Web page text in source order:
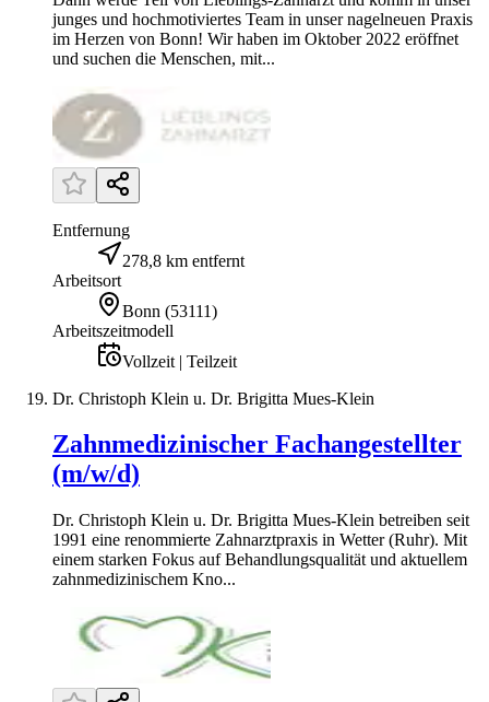
junges und hochmotiviertes Team in unser nagelneuen Praxis
im Herzen von Bonn! Wir haben im Oktober 2022 eröffnet
und suchen die Menschen, mit...
Entfernung
278,8 km entfernt
Arbeitsort
Bonn (53111)
Arbeitszeitmodell
Vollzeit | Teilzeit
Dr. Christoph Klein u. Dr. Brigitta Mues-Klein
Zahnmedizinischer Fachangestellter
(m/w/d)
Dr. Christoph Klein u. Dr. Brigitta Mues-Klein betreiben seit
1991 eine renommierte Zahnarztpraxis in Wetter (Ruhr). Mit
einem starken Fokus auf Behandlungsqualität und aktuellem
zahnmedizinischem Kno...